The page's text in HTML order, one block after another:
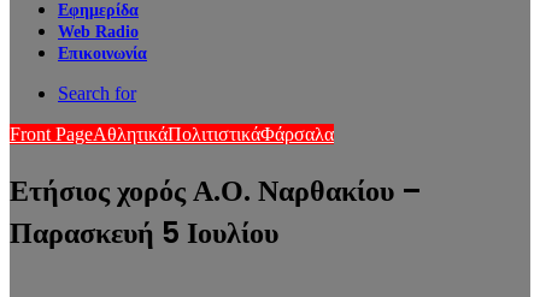
Εφημερίδα
Web Radio
Επικοινωνία
Search for
Front PageΑθλητικάΠολιτιστικάΦάρσαλα
Ετήσιος χορός Α.Ο. Ναρθακίου –
Παρασκευή 5 Ιουλίου